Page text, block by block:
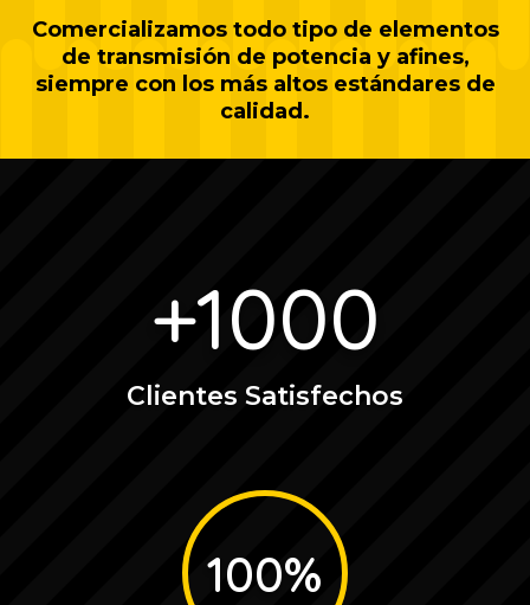
Comercializamos todo tipo de elementos
de transmisión de potencia y afines,
siempre con los más altos estándares de
calidad.
+1000
Clientes Satisfechos
100%